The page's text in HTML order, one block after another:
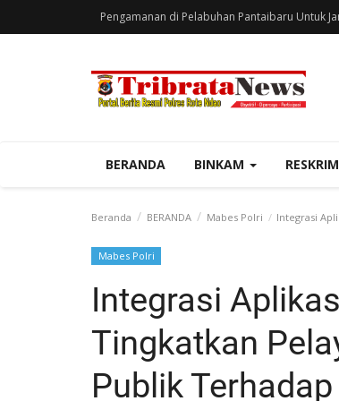
Pengamanan di Pelabuhan Pantaibaru Untuk
BERANDA BINKAM RESKRIM
Beranda BERANDA Mabes Polri Integrasi
Mabes Polri
Integrasi
Tingkatkan
Publik